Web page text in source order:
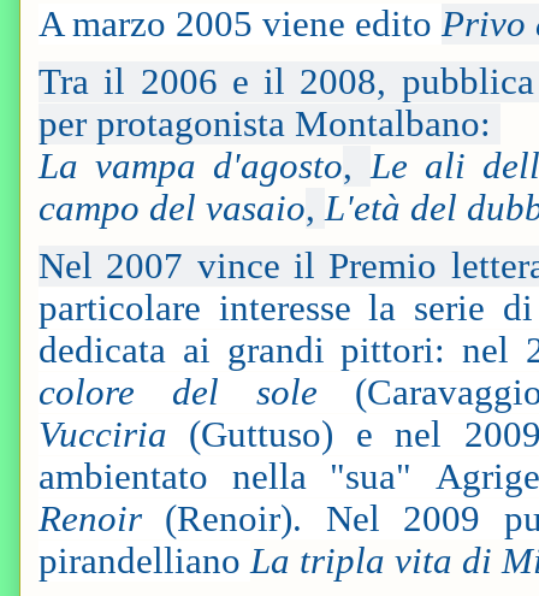
A marzo 2005 viene edito Privo
Tra il 2006 e il 2008,
per protagonista Montalbano:
La vampa d'agosto, Le ali
campo del vasaio, L'età del
Nel 2007 vince il Premio
particolare interesse la serie
dedicata ai grandi pittori: nel
colore del sole
Vucciria (Guttuso) e nel
ambientato nella "sua"
Renoir (Renoir). Nel 2009
pirandelliano La tripla vita di